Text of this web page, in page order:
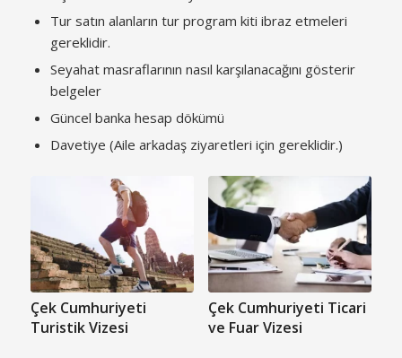
Tur satın alanların tur program kiti ibraz etmeleri
gereklidir.
Seyahat masraflarının nasıl karşılanacağını gösterir
belgeler
Güncel banka hesap dökümü
Davetiye (Aile arkadaş ziyaretleri için gereklidir.)
Çek Cumhuriyeti
Turistik Vizesi
Çek Cumhuriyeti Ticari
ve Fuar Vizesi